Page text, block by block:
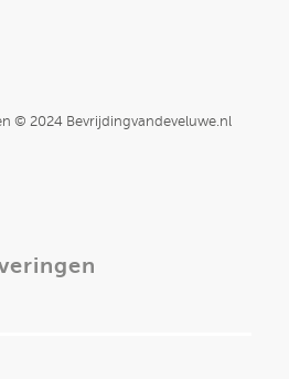
© 2024 Bevrijdingvandeveluwe.nl